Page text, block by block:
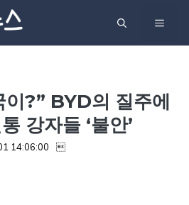
메
이?” BYD의 질주에
강자들 ‘불안’
14:06:00 